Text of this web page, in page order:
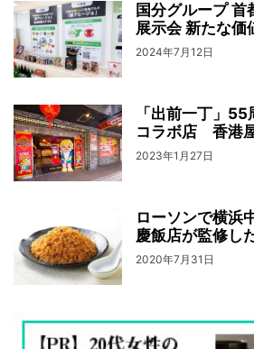
国分グループ
展示会 新たな価
2024年7月12日
「出前一丁」
コラボ店 香港
2023年1月27日
ローソンで横浜
慶飯店が監修し
2020年7月31日